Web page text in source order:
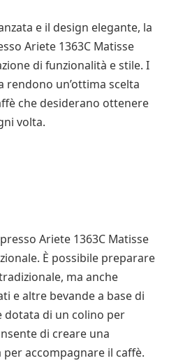
e il design elegante, la
Ariete 1363C Matisse
di funzionalità e stile. I
un’ottima scelta
che desiderano ottenere
volta.
Ariete 1363C Matisse
È possibile preparare
ma anche
e altre bevande a base di
dotata di un colino per
di creare una
accompagnare il caffè.